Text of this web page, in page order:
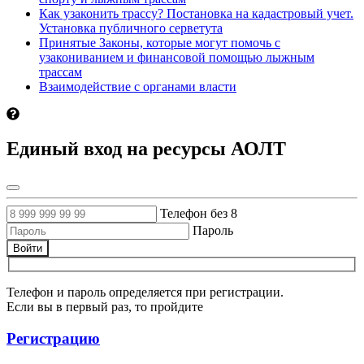
Как узаконить трассу? Постановка на кадастровый учет.
Установка публичного серветута
Принятые Законы, которые могут помочь с
узакониванием и финансовой помощью лыжным
трассам
Взаимодействие с органами власти
Единый вход на ресурсы АОЛТ
Телефон без 8
Пароль
Войти
Телефон и пароль определяется при регистрации.
Если вы в первый раз, то пройдите
Регистрацию